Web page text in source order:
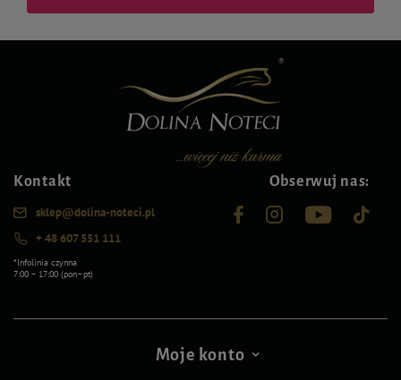
Kontakt
sklep@dolina-noteci.pl
+ 48 607 551 111
*Infolinia czynna
7:00 – 17:00 (pon–pt)
Obserwuj nas:
Moje konto